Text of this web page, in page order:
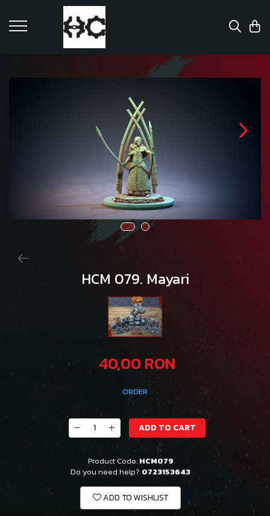
HCM 079. Mayari
40,00 RON
ORDER
ADD TO CART
Product Code: HCM079
Do you need help? 0723153643
ADD TO WISHLIST